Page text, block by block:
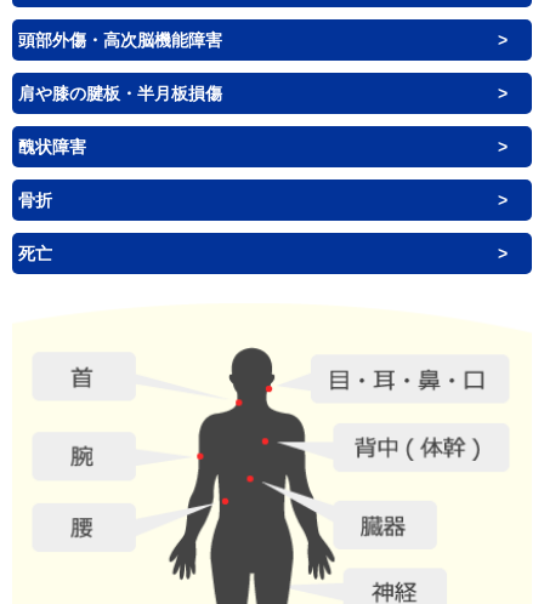
頭部外傷・高次脳機能障害
肩や膝の腱板・半月板損傷
醜状障害
骨折
死亡